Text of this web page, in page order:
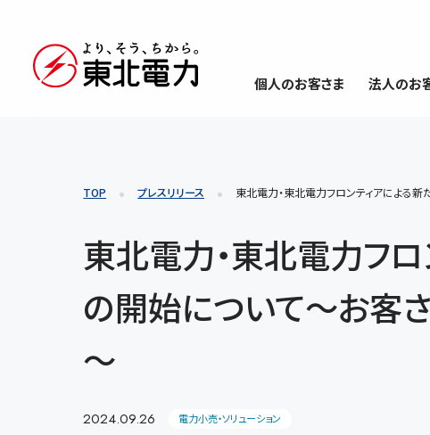
個人のお客さま 法人のお
TOP プレスリリース 東北電力・東北電力フロンティアによる
東北電力・東北電力フ
の開始について～お客
～
2024.09.26 電力小売・ソリューション